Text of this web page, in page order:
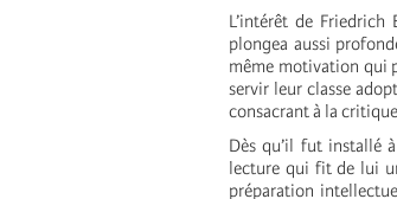
L’intérêt de
plongea aussi
même motivation qui
servir leur classe
consacrant à la
Dès qu’il fut installé
lecture qui fit de lui
préparation